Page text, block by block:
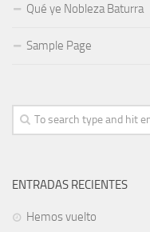
Qué ye Nobleza Baturra
Sample Page
ENTRADAS RECIENTES
Hemos vuelto